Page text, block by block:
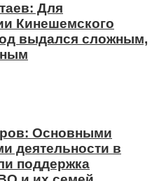
Для
Кинешемского
выдался сложным,
Основными
деятельности в
поддержка